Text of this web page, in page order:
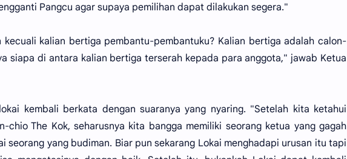
Pangcu agar supaya pemilihan dapat dilakukan segera."
kecuali kalian bertiga pembantu-pembantuku? Kalian bertiga adalah calon-
siapa di antara kalian bertiga terserah kepada para anggota," jawab Ketua
kembali berkata dengan suaranya yang nyaring. "Setelah kita ketahui
chio The Kok, seharusnya kita bangga memiliki seorang ketua yang gagah
seorang yang budiman. Biar pun sekarang Lokai menghadapi urusan itu tapi